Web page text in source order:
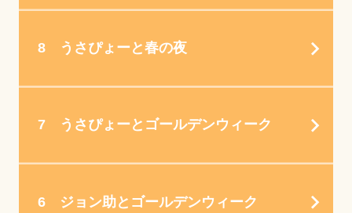
8 うさぴょーと春の夜
7 うさぴょーとゴールデンウィーク
6 ジョン助とゴールデンウィーク